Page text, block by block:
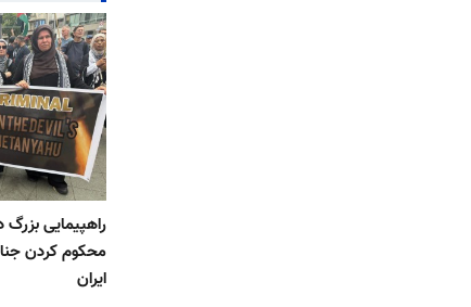
راهپیمایی بزرگ
محکوم کردن
ایران